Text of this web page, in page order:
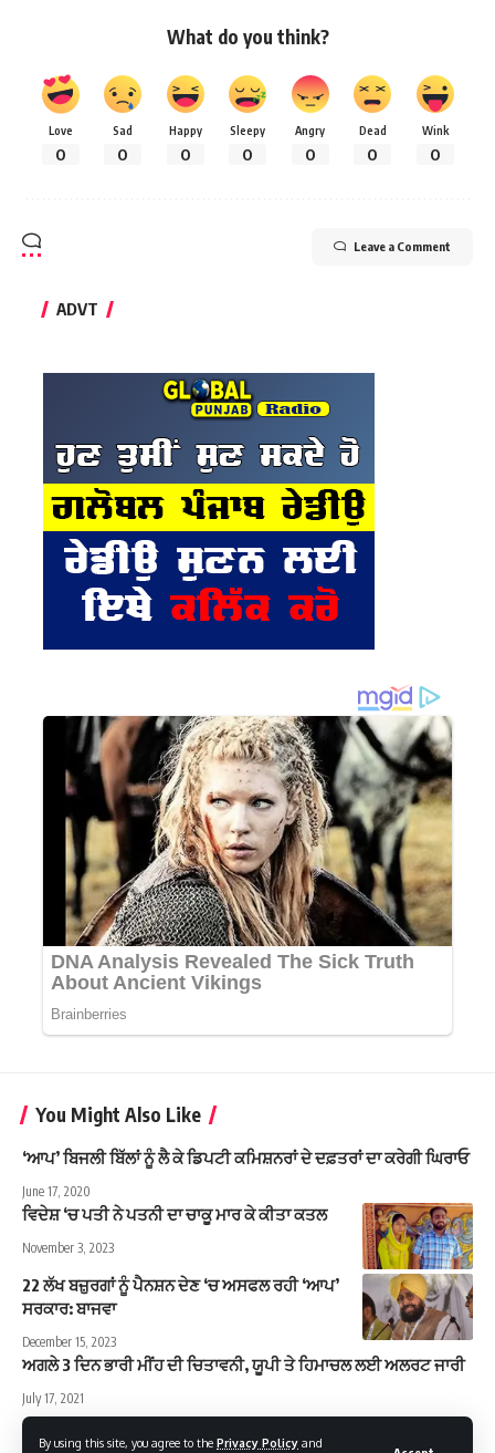
By using this site, you agree to the Privacy Policy and
What do you think?
Love
0
Sad
0
Happy
0
Sleepy
0
Angry
0
Dead
0
Wink
0
Leave a Comment
ADVT
You Might Also Like
‘ਆਪ’ ਬਿਜਲੀ ਬਿੱਲਾਂ ਨੂੰ ਲੈ ਕੇ ਡਿਪਟੀ ਕਮਿਸ਼ਨਰਾਂ ਦੇ ਦਫ਼ਤਰਾਂ ਦਾ ਕਰੇਗੀ ਘਿਰਾਓ
June 17, 2020
ਵਿਦੇਸ਼ ‘ਚ ਪਤੀ ਨੇ ਪਤਨੀ ਦਾ ਚਾਕੂ ਮਾਰ ਕੇ ਕੀਤਾ ਕਤਲ
November 3, 2023
22 ਲੱਖ ਬਜ਼ੁਰਗਾਂ ਨੂੰ ਪੈਨਸ਼ਨ ਦੇਣ ‘ਚ ਅਸਫਲ ਰਹੀ ‘ਆਪ’
ਸਰਕਾਰ: ਬਾਜਵਾ
December 15, 2023
ਅਗਲੇ 3 ਦਿਨ ਭਾਰੀ ਮੀਂਹ ਦੀ ਚਿਤਾਵਨੀ, ਯੂਪੀ ਤੇ ਹਿਮਾਚਲ ਲਈ ਅਲਰਟ ਜਾਰੀ
July 17, 2021